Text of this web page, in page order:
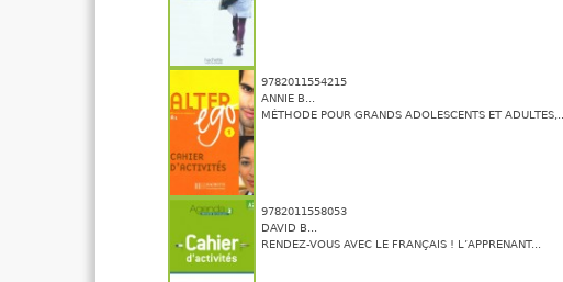
9782011554215
ANNIE B...
MÉTHODE POUR GRANDS ADOLESCENTS ET ADULTES,...
9782011558053
DAVID B...
RENDEZ-VOUS AVEC LE FRANÇAIS ! L’APPRENANT...